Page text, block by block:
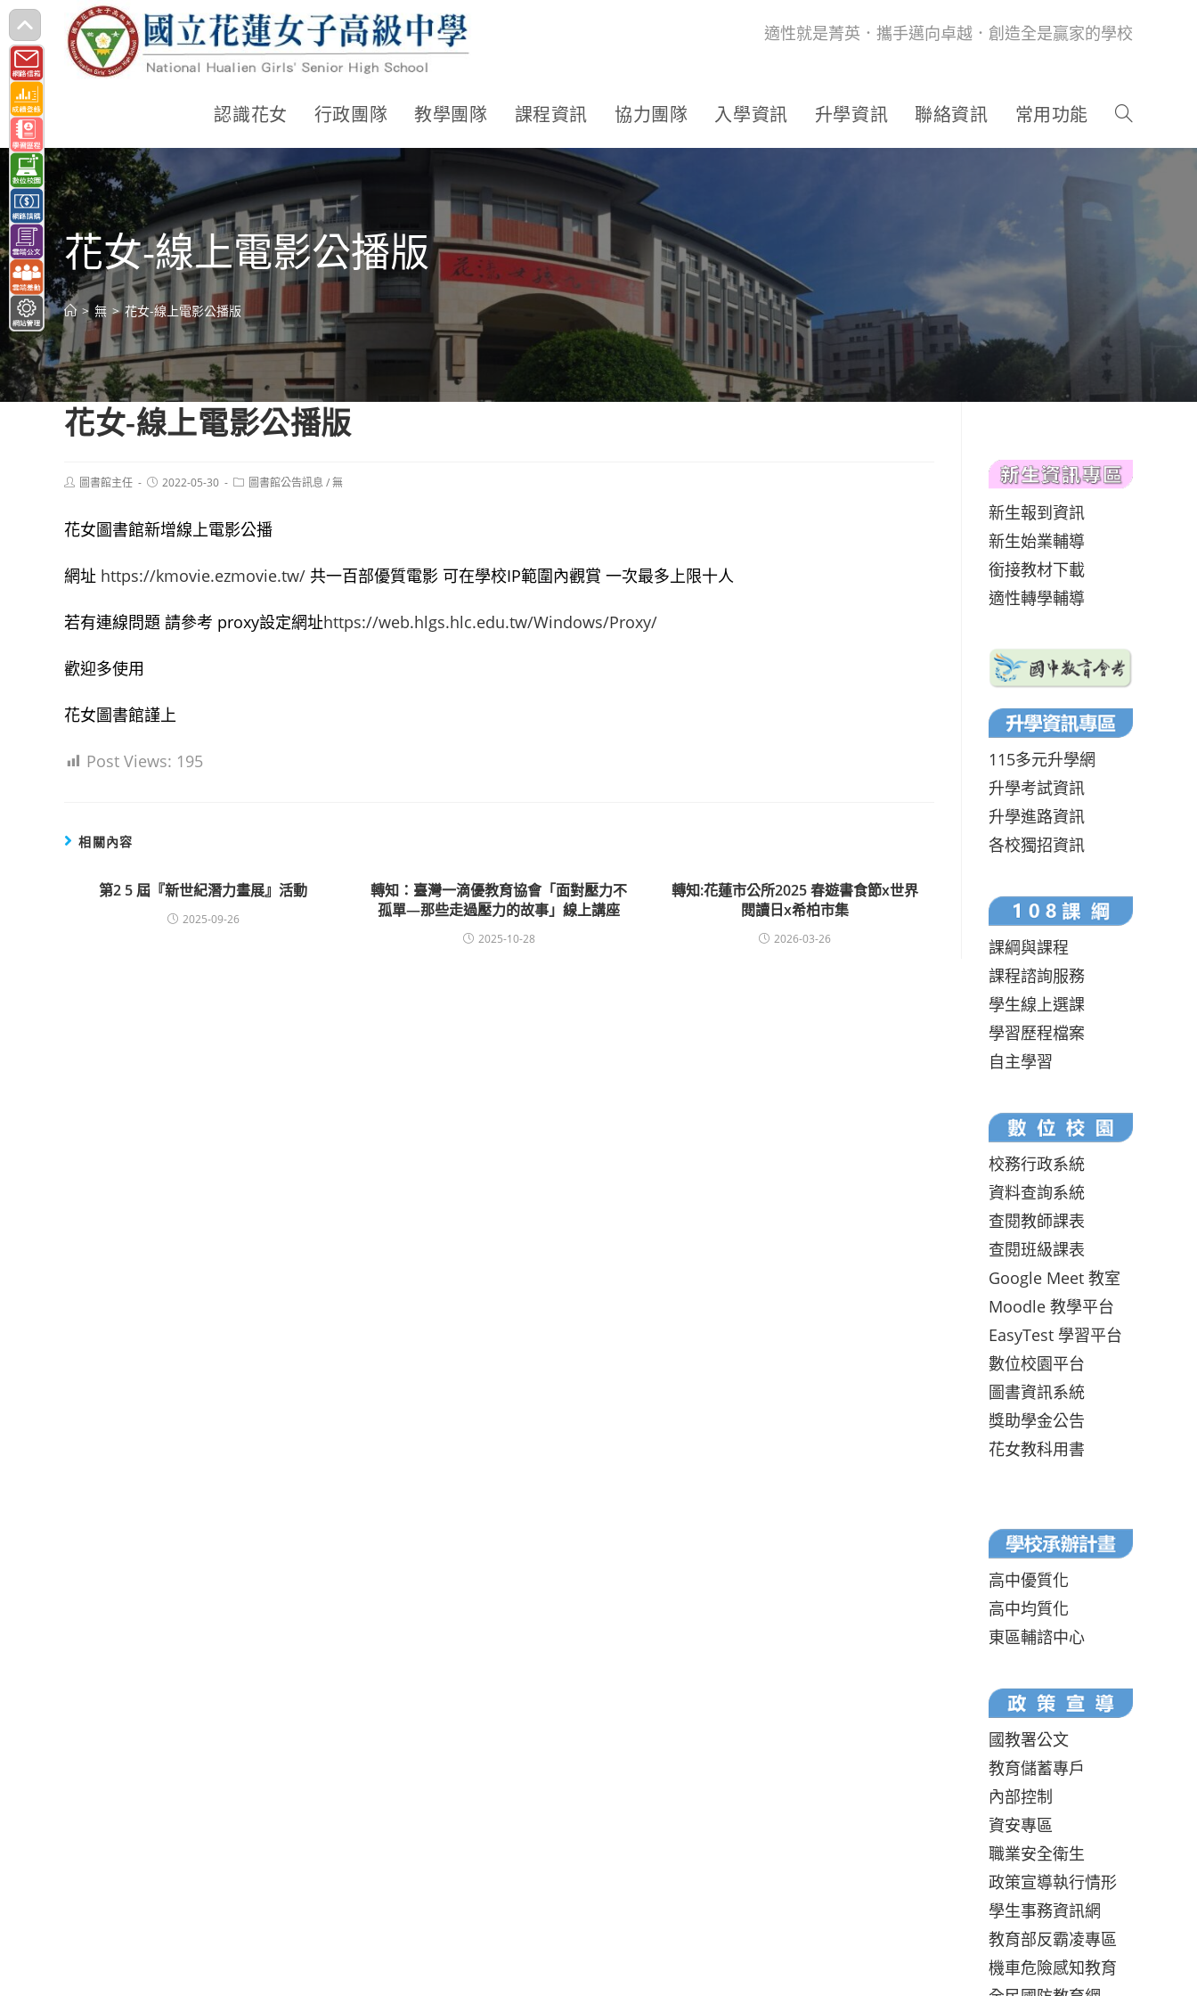
跳
轉
至
主
要
內
容
適性就是菁英．攜手邁向卓越．創造全是贏家的學校
認識花女 行政團隊 教學團隊 課程資訊 協力團隊 入學資訊 升學資訊 聯絡資訊 常用功能
花女-線上電影公播版
> 無 > 花女-線上電影公播版
花女-線上電影公播版
Post圖書館主任
Post2022-05-30
Post圖書館公告訊息 /無
花女圖書館新增線上電影公播
網址 https://kmovie.ezmovie.tw/ 共一百部優質電影 可在學校IP範圍內觀賞 一次最多上限十人
若有連線問題 請參考 proxy設定網址https://web.hlgs.hlc.edu.tw/Windows/Proxy/
歡迎多使用
花女圖書館謹上
Post Views: 195
相關內容
第2 5 屆『新世紀潛力畫展』活動
2025-09-26
轉知：臺灣一滴優教育協會「面對壓力不
孤單—那些走過壓力的故事」線上講座
2025-10-28
轉知:花蓮市公所2025 春遊書食節x世界
閱讀日x希柏市集
2026-03-26
新生報到資訊
新生始業輔導
銜接教材下載
適性轉學輔導
115多元升學網
升學考試資訊
升學進路資訊
各校獨招資訊
課綱與課程
課程諮詢服務
學生線上選課
學習歷程檔案
自主學習
校務行政系統
資料查詢系統
查閱教師課表
查閱班級課表
Google Meet 教室
Moodle 教學平台
EasyTest 學習平台
數位校園平台
圖書資訊系統
獎助學金公告
花女教科用書
高中優質化
高中均質化
東區輔諮中心
國教署公文
教育儲蓄專戶
內部控制
資安專區
職業安全衛生
政策宣導執行情形
學生事務資訊網
教育部反霸凌專區
機車危險感知教育